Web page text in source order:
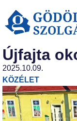
Újfajta
2025.10.09.
KÖZÉLET